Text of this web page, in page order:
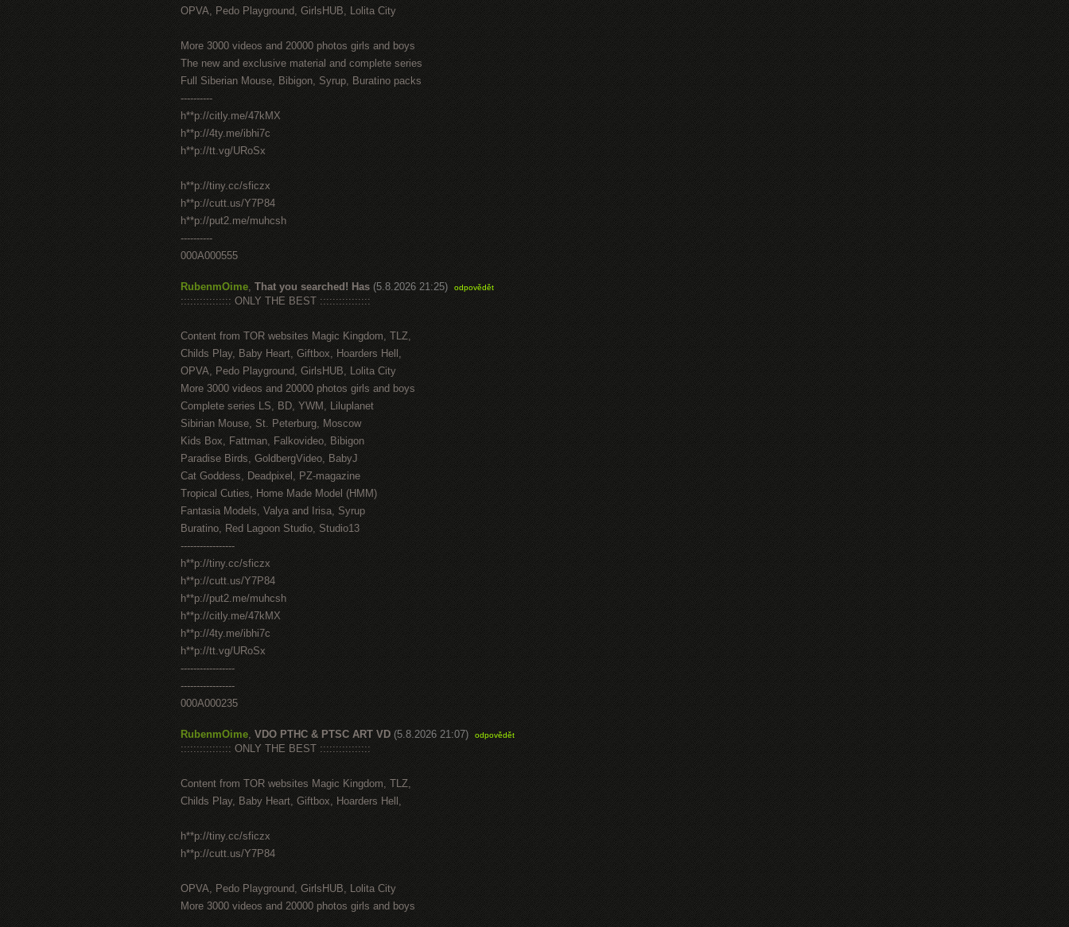
OPVA, Pedo Playground, GirlsHUB, Lolita City
More 3000 videos and 20000 photos girls and boys
The new and exclusive material and complete series
Full Siberian Mouse, Bibigon, Syrup, Buratino packs
----------
h**p://citly.me/47kMX
h**p://4ty.me/ibhi7c
h**p://tt.vg/URoSx
h**p://tiny.cc/sficzx
h**p://cutt.us/Y7P84
h**p://put2.me/muhcsh
----------
000A000555
RubenmOime, That you searched! Has (5.8.2026 21:25) odpovědět
:::::::::::::::: ONLY THE BEST ::::::::::::::::
Content from TOR websites Magic Kingdom, TLZ,
Childs Play, Baby Heart, Giftbox, Hoarders Hell,
OPVA, Pedo Playground, GirlsHUB, Lolita City
More 3000 videos and 20000 photos girls and boys
Complete series LS, BD, YWM, Liluplanet
Sibirian Mouse, St. Peterburg, Moscow
Kids Box, Fattman, Falkovideo, Bibigon
Paradise Birds, GoldbergVideo, BabyJ
Cat Goddess, Deadpixel, PZ-magazine
Tropical Cuties, Home Made Model (HMM)
Fantasia Models, Valya and Irisa, Syrup
Buratino, Red Lagoon Studio, Studio13
-----------------
h**p://tiny.cc/sficzx
h**p://cutt.us/Y7P84
h**p://put2.me/muhcsh
h**p://citly.me/47kMX
h**p://4ty.me/ibhi7c
h**p://tt.vg/URoSx
-----------------
-----------------
000A000235
RubenmOime, VDO PTHC & PTSC ART VD (5.8.2026 21:07) odpovědět
:::::::::::::::: ONLY THE BEST ::::::::::::::::
Content from TOR websites Magic Kingdom, TLZ,
Childs Play, Baby Heart, Giftbox, Hoarders Hell,
h**p://tiny.cc/sficzx
h**p://cutt.us/Y7P84
OPVA, Pedo Playground, GirlsHUB, Lolita City
More 3000 videos and 20000 photos girls and boys